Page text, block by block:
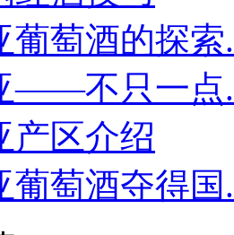
葡萄酒的探索
——不只一点
产区介绍
葡萄酒夺得国